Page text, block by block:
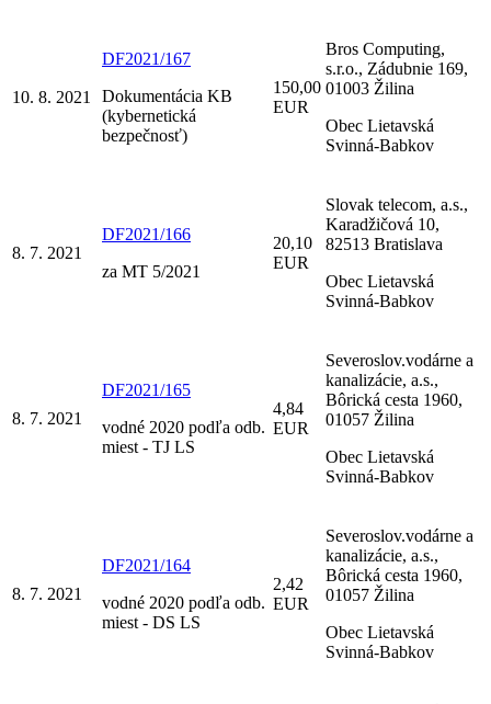
10. 8. 2021
DF2021/167
Dokumentácia KB
(kybernetická
bezpečnosť)
150,00
EUR
Bros Computing,
s.r.o., Zádubnie 169,
01003 Žilina
Obec Lietavská
Svinná-Babkov
8. 7. 2021
DF2021/166
za MT 5/2021
20,10
EUR
Slovak telecom, a.s.,
Karadžičová 10,
82513 Bratislava
Obec Lietavská
Svinná-Babkov
8. 7. 2021
DF2021/165
vodné 2020 podľa odb.
miest - TJ LS
4,84
EUR
Severoslov.vodárne a
kanalizácie, a.s.,
Bôrická cesta 1960,
01057 Žilina
Obec Lietavská
Svinná-Babkov
8. 7. 2021
DF2021/164
vodné 2020 podľa odb.
miest - DS LS
2,42
EUR
Severoslov.vodárne a
kanalizácie, a.s.,
Bôrická cesta 1960,
01057 Žilina
Obec Lietavská
Svinná-Babkov